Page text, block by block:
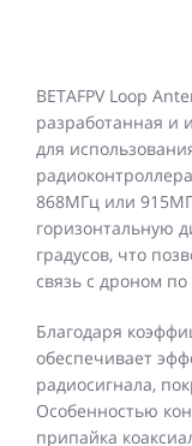
BETAFPV Loop
разработанная и
для
868МГц или
горизонтальную
градусов, что
связь с дроном
Благодаря
обеспечивает
радиосигнала,
Особенностью
припайка